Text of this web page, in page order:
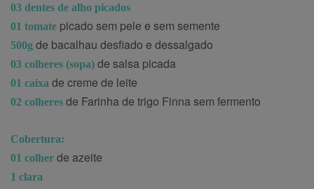
03 dentes de alho picados
01 tomate picado sem pele e sem semente
500g de bacalhau desfiado e dessalgado
03 colheres (sopa) de salsa picada
01 caixa de creme de leite
02 colheres de Farinha de trigo Finna sem fermento
Cobertura:
01 colher de azeite
1 clara